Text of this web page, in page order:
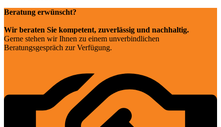
Beratung erwünscht?
Wir beraten Sie kompetent, zuverlässig und nachhaltig.
Gerne stehen wir Ihnen zu einem unverbindlichen
Beratungsgespräch zur Verfügung.